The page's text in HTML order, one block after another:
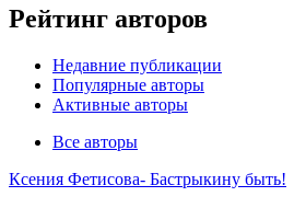
Рейтинг авторов
Недавние публикации
Популярные авторы
Активные авторы
Все авторы
Ксения Фетисова- Бастрыкину быть!